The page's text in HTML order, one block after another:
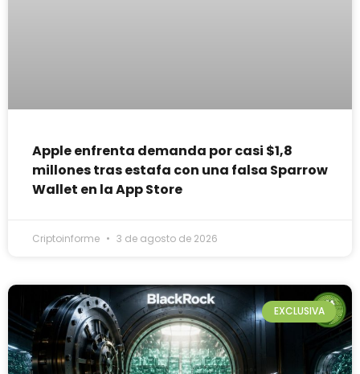
Apple enfrenta demanda por casi $1,8
millones tras estafa con una falsa Sparrow
Wallet en la App Store
Criptoinforme 3 de agosto de 2026
EXCLUSIVA